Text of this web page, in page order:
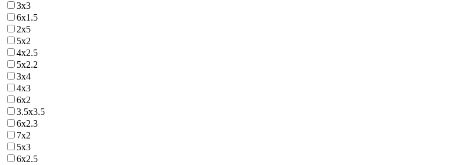
3х3
6х1.5
2х5
5х2
4х2.5
5х2.2
3х4
4х3
6х2
3.5х3.5
6х2.3
7х2
5х3
6х2.5